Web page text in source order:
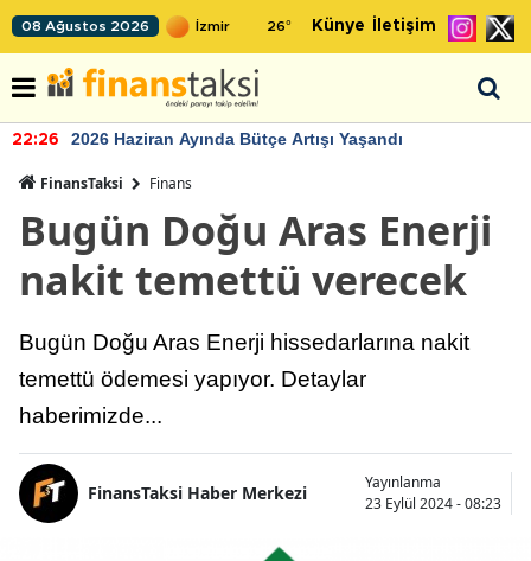
08 Ağustos 2026 26° Künye İletişim
22:26 2026 Haziran Ayında Bütçe Artışı Yaşandı
FinansTaksi Finans
Bugün Doğu Aras Enerji
nakit temettü verecek
Bugün Doğu Aras Enerji hissedarlarına nakit
temettü ödemesi yapıyor. Detaylar
haberimizde...
FinansTaksi Haber Merkezi
Yayınlanma
23 Eylül 2024 - 08:23